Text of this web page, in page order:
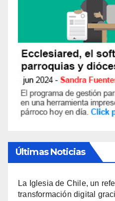
Últimas Noticias
La Iglesia de Chile, un
transformación digital